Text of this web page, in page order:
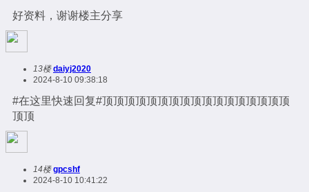
好资料，谢谢楼主分享
13楼 daiyj2020
2024-8-10 09:38:18
#在这里快速回复#顶顶顶顶顶顶顶顶顶顶顶顶顶顶顶顶顶
顶顶
14楼 gpcshf
2024-8-10 10:41:22